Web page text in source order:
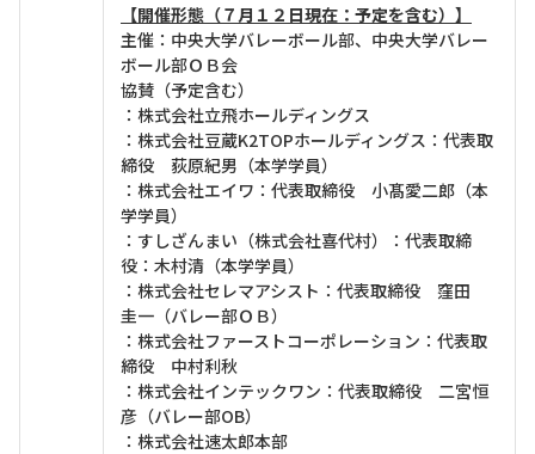
【開催形態（７月１２日現在：予定を含む）】
主催：中央大学バレーボール部、中央大学バレー
ボール部ＯＢ会
協賛（予定含む）
：株式会社立飛ホールディングス
：株式会社豆蔵K2TOPホールディングス：代表取
締役 荻原紀男（本学学員）
：株式会社エイワ：代表取締役 小髙愛二郎（本
学学員）
：すしざんまい（株式会社喜代村）：代表取締
役：木村清（本学学員）
：株式会社セレマアシスト：代表取締役 窪田
圭一（バレー部ＯＢ）
：株式会社ファーストコーポレーション：代表取
締役 中村利秋
：株式会社インテックワン：代表取締役 二宮恒
彦（バレー部OB）
：株式会社速太郎本部